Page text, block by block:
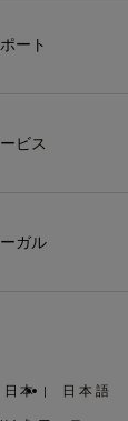
ート
ビス
ガル
発送先 日本 |